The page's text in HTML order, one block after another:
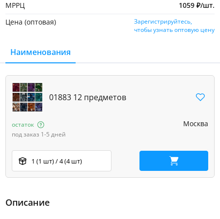
МРРЦ 1059 ₽/шт.
Цена (оптовая)
Зарегистрируйтесь,
чтобы узнать оптовую цену
Наименования
01883 12 предметов
Москва
остаток
под заказ 1-5 дней
1 (1 шт) / 4 (4 шт) В корзину
Описание